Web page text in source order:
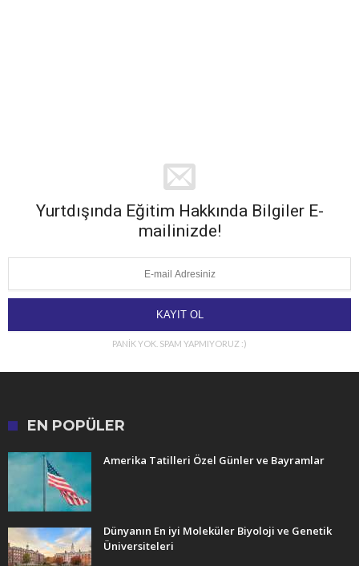
Yurtdışında Eğitim Hakkında Bilgiler E-
mailinizde!
PANİK YOK. SPAM YAPMIYORUZ :)
EN POPÜLER
Amerika Tatilleri Özel Günler ve Bayramlar
Dünyanın En iyi Moleküler Biyoloji ve Genetik
Üniversiteleri